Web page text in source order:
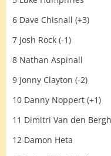
6 Dave Chisnall (+3)
7 Josh Rock (-1)
8 Nathan Aspinall
9 Jonny Clayton (-2)
10 Danny Noppert (+1)
11 Dimitri Van den
12 Damon Heta